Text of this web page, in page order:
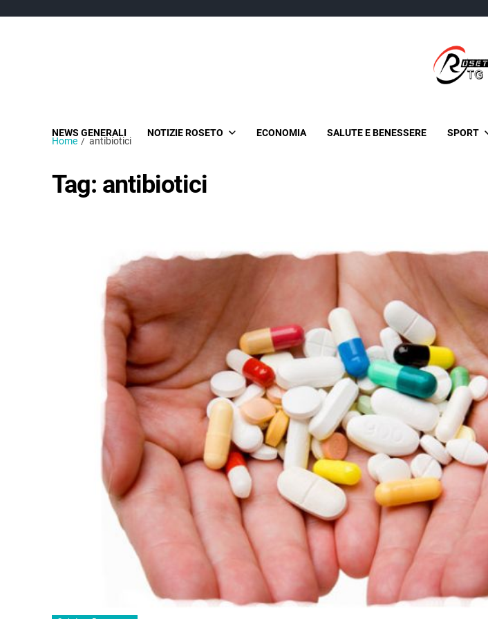
NEWS GENERALI NOTIZIE ROSETO ECONOMIA SALUTE E BENESSERE SPORT
Home antibiotici
Tag: antibiotici